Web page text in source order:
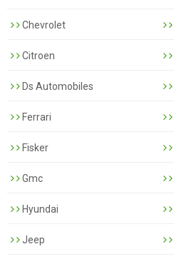
Chevrolet
Citroen
Ds Automobiles
Ferrari
Fisker
Gmc
Hyundai
Jeep